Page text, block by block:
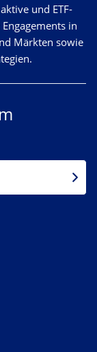
und ETF-
in
Märkten sowie